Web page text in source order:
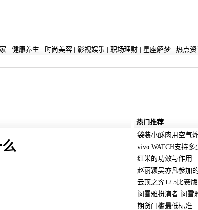
健康养生 时尚美容| 影视娱乐 职场理财| 星座解梦| 热点资
热门推荐
袋装小酥肉用空气
vivo WATCH支持多
红米的功效与作用
赵丽颖吴亦凡参加
云顶之弈12.5比赛
闵雪雅扮演者 闵雪
期货门槛最低标准